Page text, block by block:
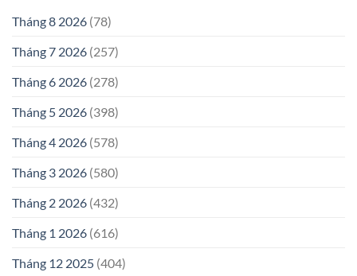
Tháng 8 2026 (78)
Tháng 7 2026 (257)
Tháng 6 2026 (278)
Tháng 5 2026 (398)
Tháng 4 2026 (578)
Tháng 3 2026 (580)
Tháng 2 2026 (432)
Tháng 1 2026 (616)
Tháng 12 2025 (404)